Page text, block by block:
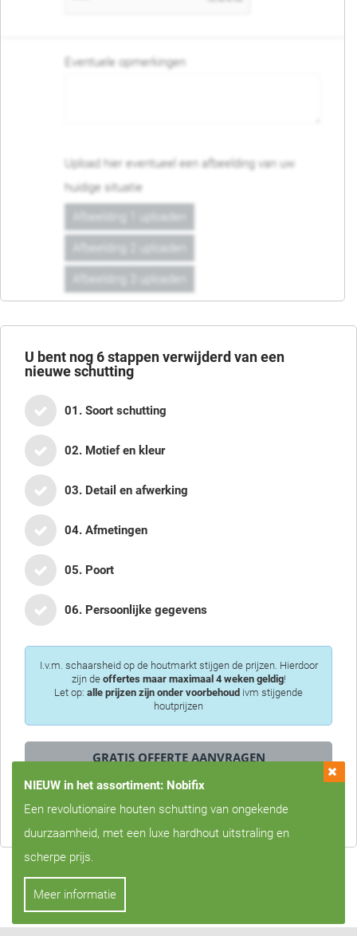
Eventuele opmerkingen
Upload hier eventueel een afbeelding van uw
huidige situatie
U bent nog6stappen verwijderd van een
nieuwe schutting
01. Soort schutting
02. Motief en kleur
03. Detail en afwerking
04. Afmetingen
05. Poort
06. Persoonlijke gegevens
I.v.m. schaarsheid op de houtmarkt stijgen de prijzen. Hierdoor
zijn de offertes maar maximaal 4 weken geldig!
Let op: alle prijzen zijn onder voorbehoud ivm stijgende
houtprijzen
Privacy is voor ons erg belangrijk, we zullen uw gegevens nooit met
derden delen!
NIEUW in het assortiment: Nobifix
Een revolutionaire houten schutting van ongekende
duurzaamheid, met een luxe hardhout uitstraling en
scherpe prijs.
Meer informatie